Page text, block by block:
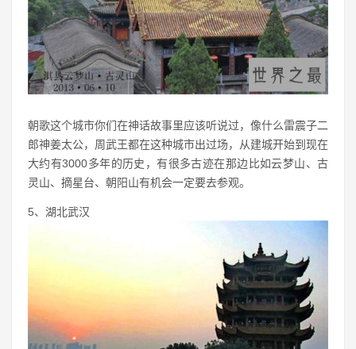
朝歌这个城市你们在神话故事里应该听说过，像什么雷震子二
郎神姜太公，周武王都在这种城市出过场，从建城开始到现在
大约有3000多年的历史，有很多古迹在那边比如云梦山、古
灵山、摘星台、朝阳山有机会一定要去参观。
5、湖北武汉